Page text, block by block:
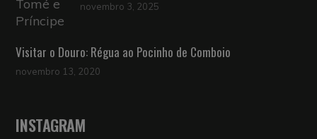
novembro 3, 2025
Visitar o Douro: Régua ao Pocinho de Comboio
novembro 13, 2020
INSTAGRAM